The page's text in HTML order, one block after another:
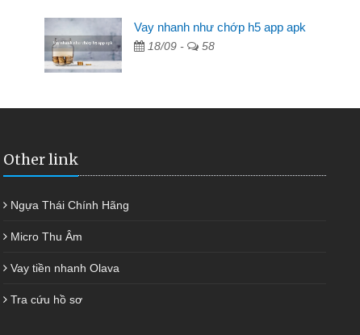
cần có 2 triệu để giải quyết việc riêng, trong 1-2 ngày tôi trả
được thôi. Cảm ơn đã giúp tôi kịp thời và nhanh chóng
Vay nhanh như chớp h5 app apk
18/09 - 58
Other link
Ngựa Thái Chính Hãng
Micro Thu Âm
Vay tiền nhanh Olava
Tra cứu hồ sơ